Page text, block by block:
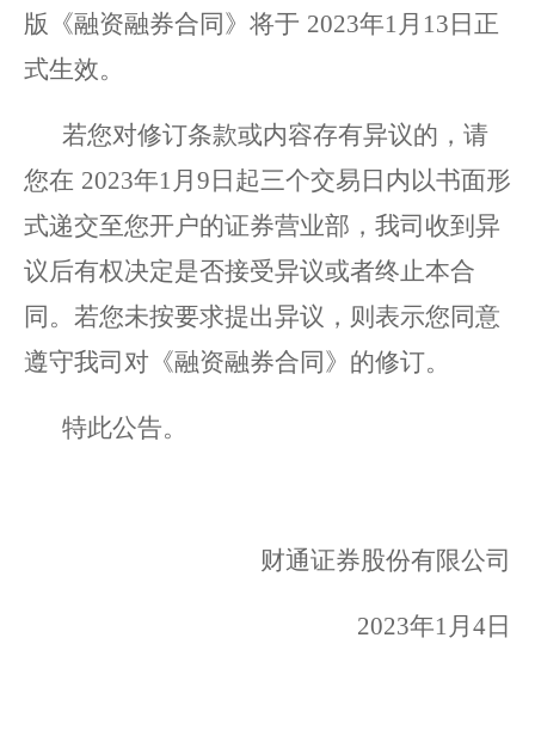
版《融资融券合同》将于 2023年1 月 13 日正
式生效。
若您对修订条款或内容存有异议的，请
您在 2023年1 月 9 日起三个交易 日内以书面形
式递交至您开户的证券营业部 ，我司收到异
议后有权决定是否接受异议或者终止本合
同。若您未按要求提出异议，则表示您同意
遵守我司对《融资融券合同》的修订。
特此公告。
财通证券股份有限公司
2023年1 月 4日